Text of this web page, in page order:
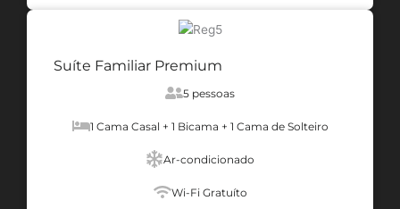
Suíte Familiar Premium
5 pessoas
1 Cama Casal + 1 Bicama + 1 Cama de Solteiro
Ar-condicionado
Wi-Fi Gratuíto